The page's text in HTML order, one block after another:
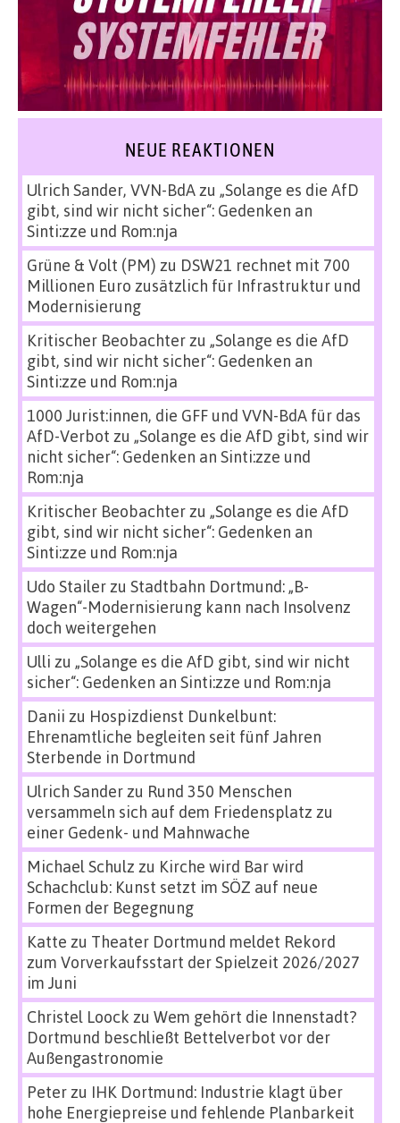
NEUE REAKTIONEN
Ulrich Sander, VVN-BdAzu „Solange es die AfD
gibt, sind wir nicht sicher“: Gedenken an
Sinti:zze und Rom:nja
Grüne & Volt (PM) zu DSW21 rechnet mit 700
Millionen Euro zusätzlich für Infrastruktur und
Modernisierung
Kritischer Beobachterzu „Solange es die AfD
gibt, sind wir nicht sicher“: Gedenken an
Sinti:zze und Rom:nja
1000 Jurist:innen, die GFF und VVN-BdA für das
AfD-Verbot zu „Solange es die AfD gibt, sind wir
nicht sicher“: Gedenken an Sinti:zze und
Rom:nja
Kritischer Beobachterzu „Solange es die AfD
gibt, sind wir nicht sicher“: Gedenken an
Sinti:zze und Rom:nja
Udo Stailerzu Stadtbahn Dortmund: „B-
Wagen“-Modernisierung kann nach Insolvenz
doch weitergehen
Ulli zu „Solange es die AfD gibt, sind wir nicht
sicher“: Gedenken an Sinti:zze und Rom:nja
Danii zu Hospizdienst Dunkelbunt:
Ehrenamtliche begleiten seit fünf Jahren
Sterbende in Dortmund
Ulrich Sanderzu Rund 350 Menschen
versammeln sich auf dem Friedensplatz zu
einer Gedenk- und Mahnwache
Michael Schulz zu Kirche wird Bar wird
Schachclub: Kunst setzt im SÖZ auf neue
Formen der Begegnung
Katte zu Theater Dortmund meldet Rekord
zum Vorverkaufsstart der Spielzeit 2026/2027
im Juni
Christel Loock zu Wem gehört die Innenstadt?
Dortmund beschließt Bettelverbot vor der
Außengastronomie
Peterzu IHK Dortmund: Industrie klagt über
hohe Energiepreise und fehlende Planbarkeit